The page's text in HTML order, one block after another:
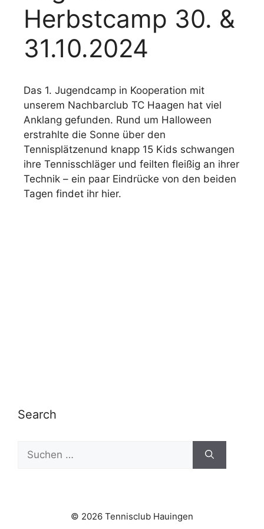
Herbstcamp 30. &
31.10.2024
Das 1. Jugendcamp in Kooperation mit
unserem Nachbarclub TC Haagen hat viel
Anklang gefunden. Rund um Halloween
erstrahlte die Sonne über den
Tennisplätzenund knapp 15 Kids schwangen
ihre Tennisschläger und feilten fleißig an ihrer
Technik – ein paar Eindrücke von den beiden
Tagen findet ihr hier.
Search
nach:
© 2026 Tennisclub Hauingen